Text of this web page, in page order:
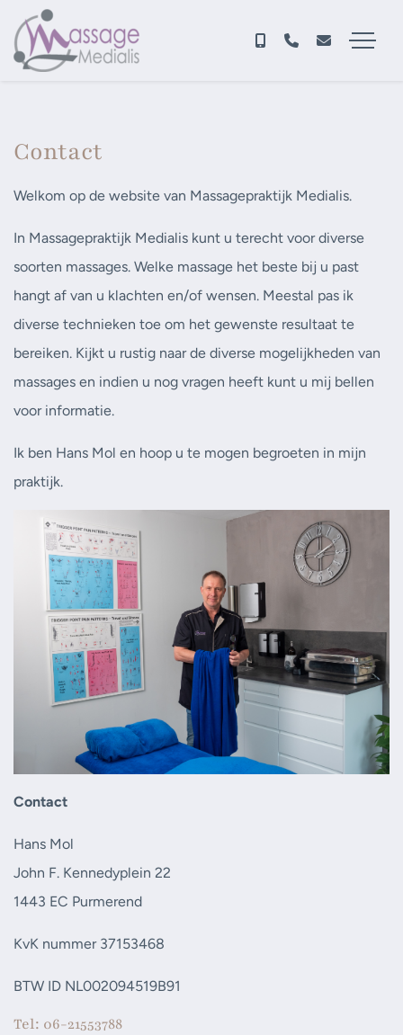
Contact
Welkom op de website van Massagepraktijk Medialis.
In Massagepraktijk Medialis kunt u terecht voor diverse
soorten massages. Welke massage het beste bij u past
hangt af van u klachten en/of wensen. Meestal pas ik
diverse technieken toe om het gewenste resultaat te
bereiken. Kijkt u rustig naar de diverse mogelijkheden van
massages en indien u nog vragen heeft kunt u mij bellen
voor informatie.
Ik ben Hans Mol en hoop u te mogen begroeten in mijn
praktijk.
Contact
Hans Mol
John F. Kennedyplein 22
1443 EC Purmerend
KvK nummer 37153468
BTW ID NL002094519B91
Tel: 06-21553788